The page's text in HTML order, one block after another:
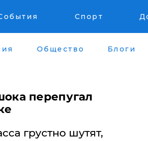
Спорт
Общество Блоги
перепугал
грустно шутят,